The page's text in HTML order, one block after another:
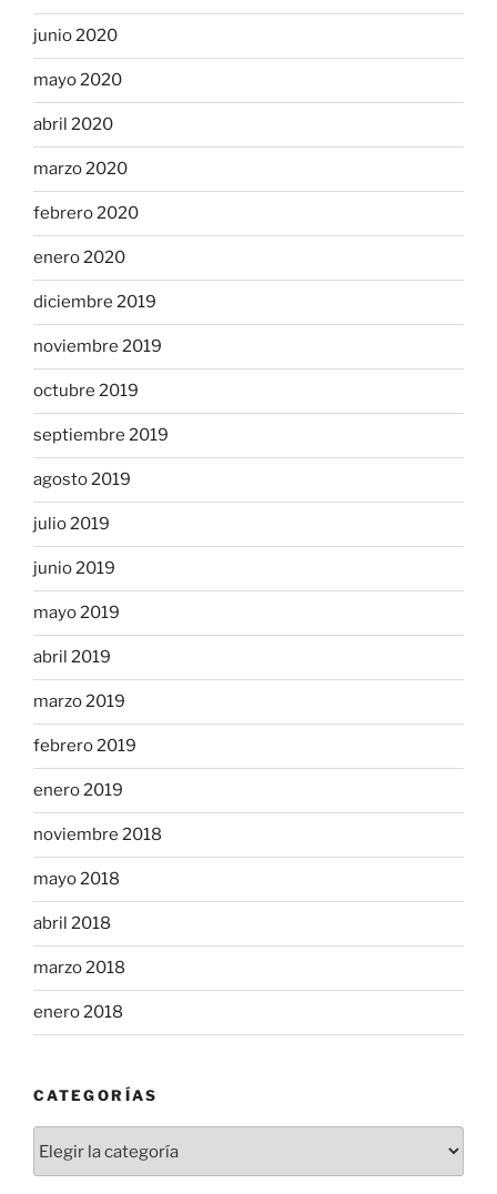
junio 2020
mayo 2020
abril 2020
marzo 2020
febrero 2020
enero 2020
diciembre 2019
noviembre 2019
octubre 2019
septiembre 2019
agosto 2019
julio 2019
junio 2019
mayo 2019
abril 2019
marzo 2019
febrero 2019
enero 2019
noviembre 2018
mayo 2018
abril 2018
marzo 2018
enero 2018
CATEGORÍAS